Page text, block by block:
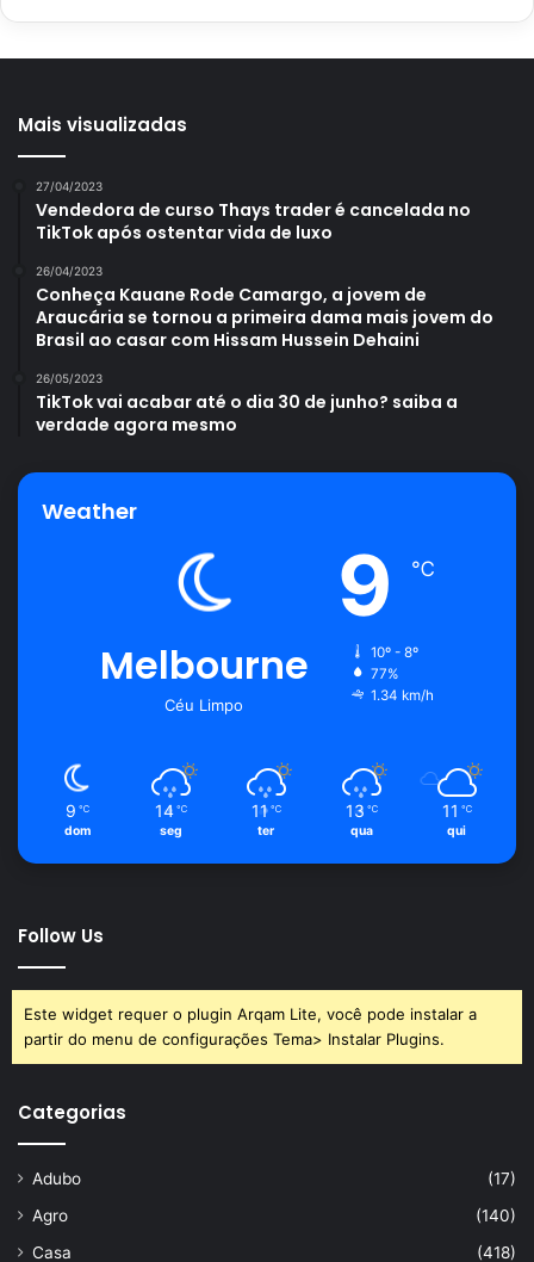
Mais visualizadas
27/04/2023
Vendedora de curso Thays trader é cancelada no
TikTok após ostentar vida de luxo
26/04/2023
Conheça Kauane Rode Camargo, a jovem de
Araucária se tornou a primeira dama mais jovem do
Brasil ao casar com Hissam Hussein Dehaini
26/05/2023
TikTok vai acabar até o dia 30 de junho? saiba a
verdade agora mesmo
Weather
Melbourne
Céu Limpo
9 ℃
10º - 8º
77%
1.34 km/h
9 ℃
dom
14 ℃
seg
11 ℃
ter
13 ℃
qua
11 ℃
qui
Follow Us
Este widget requer o plugin Arqam Lite, você pode instalar a
partir do menu de configurações Tema> Instalar Plugins.
Categorias
Adubo
(17)
Agro
(140)
Casa
(418)